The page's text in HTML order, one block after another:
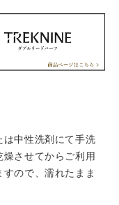
は中性洗剤にて手洗
させてからご利用
ので、濡れたまま